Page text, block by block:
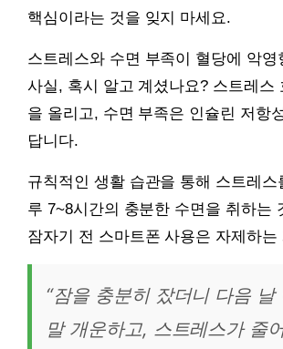
핵심이라는 것을 잊지 마세요.
스트레스와 수면 부족이 혈당에 악영
사실, 혹시 알고 계셨나요? 스트레스
을 올리고, 수면 부족은 인슐린 저항
답니다.
규칙적인 생활 습관을 통해 스트레스
루 7~8시간의 충분한 수면을 취하는
잠자기 전 스마트폰 사용은 자제하는
“잠을 충분히 잤더니 다음 날
말 개운하고, 스트레스가 줄